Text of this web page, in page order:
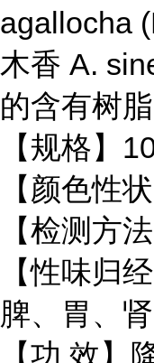
agallocha
木香 A.
的含有树
【规格】
【颜色性
【检测方
【性味归
脾、胃、
【功 效】